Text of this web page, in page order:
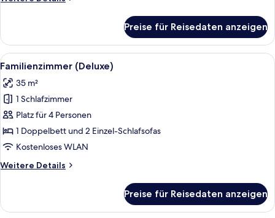
2
Twin
Beds
anzeigen
Room,
Double
2
Twin
Preise für Reisedaten anzeigen
Alle
Fotos
für
Familienzimmer
(Deluxe)
anzeigen
Ein Hotelzimmer mit Bett, einer
5
Familienzimmer (Deluxe)
35 m²
1 Schlafzimmer
Platz für 4 Personen
1 Doppelbett und 2 Einzel-Schlafsofas
Kostenloses WLAN
Weitere Details
Weitere
(Deluxe)
Preise für Reisedaten anzeigen